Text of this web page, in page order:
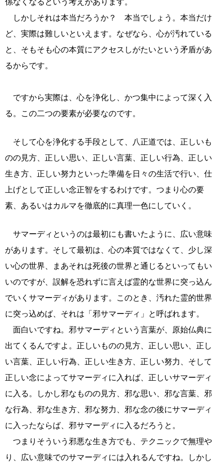
係なくなるという考えがあります。
しかしそれは本当だろうか？ 本当でしょう。本当だけ
ど、実際は難しいといえます。なぜなら、心が汚れている
と、そもそも心の本質にアクセスしがたいという矛盾があ
るからです。
ですから実際は、心を浄化し、かつ集中によって深く入
る。この二つの要素が必要なのです。
そして心を浄化する手段として、八正道では、正しいも
のの見方、正しい思い、正しい言葉、正しい行為、正しい
生き方、正しい努力といった準備を日々の生活で行い、仕
上げとして正しい念正智をするわけです。つまり心の要
素、あるいはカルマを徹底的に真理一色にしていく。
サマーディというのは最初にも書いたように、広い意味
があります。そして最初は、心の本質ではなくて、少し深
い心の世界、まあそれは死後の世界と通じるといってもい
いのですが、誤解を恐れずに言えば霊的な世界に突っ込ん
でいくサマーディがあります。このとき、汚れた霊的世界
に突っ込めば、それは「邪サマーディ」と呼ばれます。
面白いですね。邪サマーディという言葉が、原始仏典に
出てくるんですよ。正しいものの見方、正しい思い、正し
い言葉、正しい行為、正しい生き方、正しい努力、そして
正しい念によってサマーディに入れば、正しいサマーディ
に入る。しかし邪なものの見方、邪な思い、邪な言葉、邪
な行為、邪な生き方、邪な努力、邪な念の後にサマーディ
に入ったならば、邪サマーディに入るだろうと。
つまりそういう邪悪な生き方でも、テクニックで無理や
り、広い意味でのサマーディには入れるんですね。しかし